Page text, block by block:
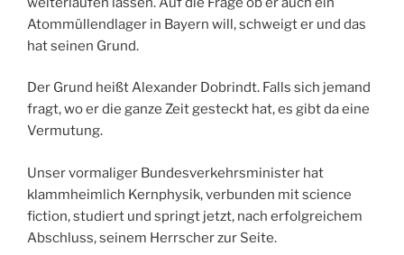
Atommüllendlager in Bayern will, schweigt er und das
hat seinen Grund.
Der Grund heißt Alexander Dobrindt. Falls sich jemand
fragt, wo er die ganze Zeit gesteckt hat, es gibt da eine
Vermutung.
Unser vormaliger Bundesverkehrsminister hat
klammheimlich Kernphysik, verbunden mit science
fiction, studiert und springt jetzt, nach erfolgreichem
Abschluss, seinem Herrscher zur Seite.